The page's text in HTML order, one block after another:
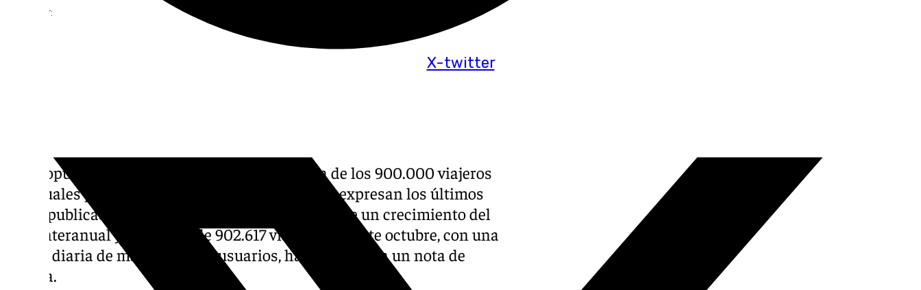
X-twitter
Compartir:
El aeropuerto de Sevilla ha superado la barrera de los 900.000 viajeros
mensuales por primera vez en su historia. Así lo expresan los últimos
datos publicados por Aena, de los que se desprende un crecimiento del
7,6% interanual y la llegada de 902.617 viajeros durante octubre, con una
media diaria de más de 29.100 usuarios, ha afirmado en un nota de
prensa.